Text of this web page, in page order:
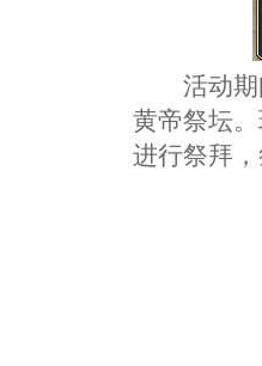
活动期间
黄帝祭坛
进行祭拜